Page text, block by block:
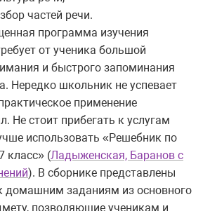
частей речи.
программа изучения
от ученика большой
и быстрого запоминания
Нередко школьник не успевает
применение
Не стоит прибегать к услугам
использовать «Решебник по
класс» (Ладыженская, Баранов с
). В сборнике представлены
домашним заданиям из основного
позволяющие ученикам и